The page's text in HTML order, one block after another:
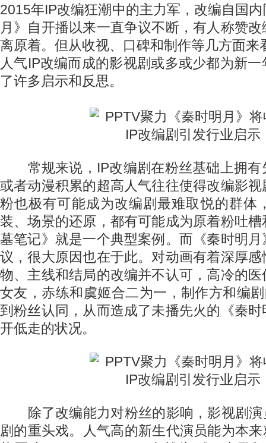
2015年IP改编狂潮中的主力军，改编自国
月》自开播以来一直争议不断，有人称赞
离原着。但从收视、口碑和制作等几方面来
人气IP改编而成的影视剧或多或少都为新
了许多启示和反思。
常规来说，IP改编剧在粉丝基础上拥有
或者动漫积累的超高人气往往使得改编影
粉也极有可能成为改编剧最难取悦的群体
装、场景的还原，都有可能成为原着粉吐
墓笔记》就是一个典型案例。而《秦时明
议，很大原因也在于此。对动画有着深厚
物、主线和结局的改编并不认可，高冷的
女友，赤练和虞姬合二为一，制作方和编
到粉丝认同，从而造成了未播先火的《秦
开低走的状况。
除了改编能力对粉丝的影响，影视剧演
剧的重头戏。人气高的新生代演员能为本